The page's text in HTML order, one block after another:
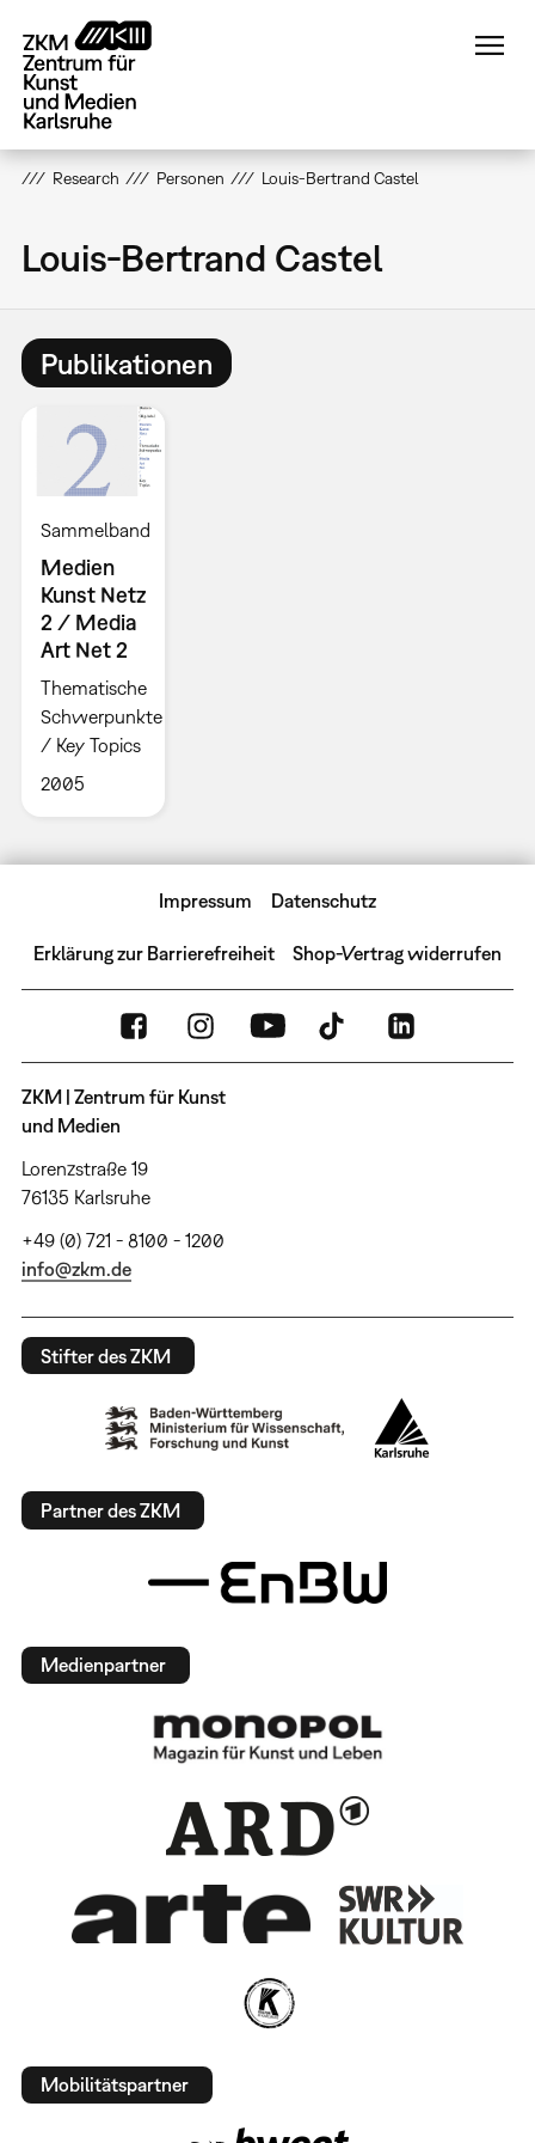
zum
Inhalt
Research Personen Louis-Bertrand Castel
Louis-Bertrand Castel
Publikationen
Sammelband
Medien
Kunst Netz
2 / Media
Art Net 2
Thematische
Schwerpunkte
/ Key Topics
2005
Impressum Datenschutz
Erklärung zur Barrierefreiheit Shop-Vertrag widerrufen
ZKM | Zentrum für Kunst
und Medien
Lorenzstraße 19
76135 Karlsruhe
+49 (0) 721 - 8100 - 1200
info@zkm.de
Stifter des ZKM
Partner des ZKM
Medienpartner
Mobilitätspartner